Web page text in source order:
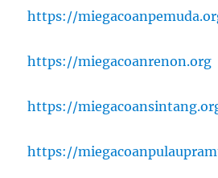
https://
https://miegacoanrenon.org
https://
https://